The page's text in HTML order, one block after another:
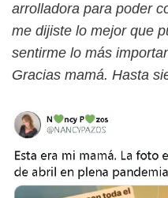
arrolladora para poder
me dijiste lo mejor que
sentirme lo más
Gracias mamá. Hasta